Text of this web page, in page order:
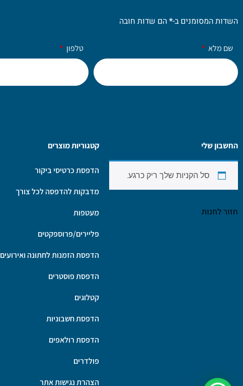
השדות המסומנים ב-*הם שדות חובה
שם מלא טלפון
החשבון שלי
סל הקניות שלך ריק כרגע.
חזור לחנות
קטגוריות מוצרים
הדפסת כרטיסי ביקור
מדבקות להדפסה לכל צורך
מעטפות
פליירים/פרוספקטים
הדפסת הזמנות לחתונה ואירועים
הדפסת פוסטרים
קטלוגים
הדפסת חשבוניות
הדפסת רולאפים
פולדרים
הצהרת נגישות אתר